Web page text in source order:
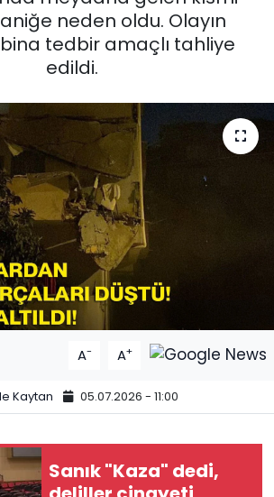
neden oldu. Olayın
tedbir amaçlı tahliye
edildi.
A- A+
Kaytan 05.07.2026 - 11:00
Sanık "Kaza" dedi,